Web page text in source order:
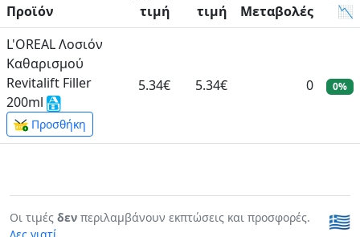
Προϊόν
τιμή
τιμή
Μεταβολές
📉
L'OREAL Λοσιόν
Καθαρισμού
Revitalift Filler
200ml
Προσθήκη
5.34€ 5.34€ 0 0%
Οι τιμές δεν περιλαμβάνουν εκπτώσεις και προσφορές.
🇬🇷